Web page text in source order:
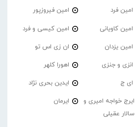
امین فرد امین فیروزپور
امین کاویانی امین کیسی و فرد
امین یزدان ان زی اس تو
انزی و جنزی اهورا کلهر
ای ج ایدین بحری نژاد
ایرج خواجه امیری و
سالار عقیلی
ایرمان